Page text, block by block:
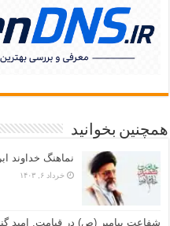
همچنین بخوانید
نماهنگ خداوند
خرداد ۶, ۱۴۰۳
شفاعت پیامبر (ص) در قیامت, امید